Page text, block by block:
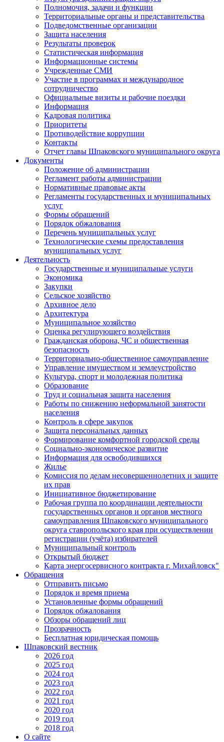
Полномочия, задачи и функции
Территориальные органы и представительства
Подведомственные организации
Защита населения
Результаты проверок
Статистическая информация
Информационные системы
Учрежденные СМИ
Участие в программах и международное
сотрудничество
Официальные визиты и рабочие поездки
Информация
Кадровая политика
Приоритеты
Противодействие коррупции
Контакты
Отчет главы Шпаковского муниципального округа
Документы
Положение об администрации
Регламент работы администрации
Нормативные правовые акты
Регламенты государственных и муниципальных
услуг
Формы обращений
Порядок обжалования
Перечень муниципальных услуг
Технологические схемы предоставления
муниципальных услуг
Деятельность
Государственные и муниципальные услуги
Экономика
Закупки
Сельское хозяйство
Архивное дело
Архитектура
Муниципальное хозяйство
Оценка регулирующего воздействия
Гражданская оборона, ЧС и общественная
безопасность
Территориально-общественное самоуправление
Управление имуществом и землеустройство
Культура, спорт и молодежная политика
Образование
Труд и социальная защита населения
Работы по снижению неформальной занятости
населения
Контроль в сфере закупок
Защита персональных данных
Формирование комфортной городской среды
Социально-экономическое развитие
Информация для освободившихся
Жилье
Комиссия по делам несовершеннолетних и защите
их прав
Инициативное бюджетирование
Рабочая группа по координации деятельности
государственных органов и органов местного
самоуправления Шпаковского муниципального
округа ставропольского края при осуществлении
регистрации (учёта) избирателей
Муниципальный контроль
Открытый бюджет
Карта энергосервисного контракта г. Михайловск"
Обращения
Отправить письмо
Порядок и время приема
Установленные формы обращений
Порядок обжалования
Обзоры обращений лиц
Прозрачность
Бесплатная юридическая помощь
Шпаковский вестник
2026 год
2025 год
2024 год
2023 год
2022 год
2021 год
2020 год
2019 год
2018 год
О сайте